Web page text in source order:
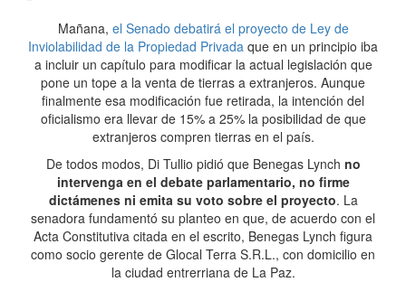
Mañana, el Senado debatirá el proyecto de Ley de
Inviolabilidad de la Propiedad Privada que en un principio iba
a incluir un capítulo para modificar la actual legislación que
pone un tope a la venta de tierras a extranjeros. Aunque
finalmente esa modificación fue retirada, la intención del
oficialismo era llevar de 15% a 25% la posibilidad de que
extranjeros compren tierras en el país.
De todos modos, Di Tullio pidió que Benegas Lynch no
intervenga en el debate parlamentario, no firme
dictámenes ni emita su voto sobre el proyecto. La
senadora fundamentó su planteo en que, de acuerdo con el
Acta Constitutiva citada en el escrito, Benegas Lynch figura
como socio gerente de Glocal Terra S.R.L., con domicilio en
la ciudad entrerriana de La Paz.